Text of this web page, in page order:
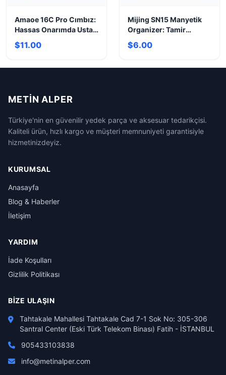
Amaoe 16C Pro Cımbız:
Hassas Onarımda Usta
El
$11.00
Mijing SN15 Manyetik
Organizer: Tamir
Masanızda Düzenin
Anahtarı
$6.00
METIN ALPER
Türkiye'nin en güvenilir yedek parça ve aksesuar tedarikçisi.
Kaliteli ürün, hızlı kargo ve müşteri memnuniyeti garantisiyle
hizmetinizdeyiz.
KURUMSAL
Anasayfa
Blog & Haberler
İletişim
YARDIM
İade Koşulları
Gizlilik Politikası
BIZE ULAŞIN
Tahtakale Mahallesi Tahtakale Cad 7-1 Sok No: 305-306
Santral Center (Eski Türk Telekom Binası) Fatih - İSTANBUL
905433103838
info@metinalper.com